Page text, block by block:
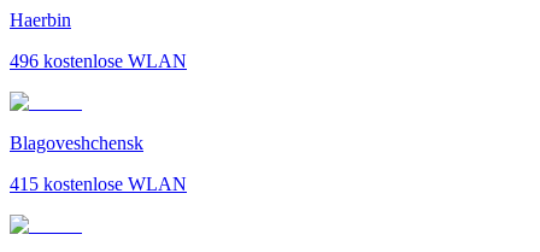
Haerbin
496 kostenlose WLAN
Blagoveshchensk
415 kostenlose WLAN